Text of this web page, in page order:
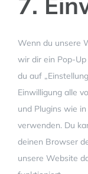
Wenn du unsere
wir dir ein Pop-
du auf
Einwilligung alle
und Plugins wie
verwenden. Du
deinen Browser
unsere Website